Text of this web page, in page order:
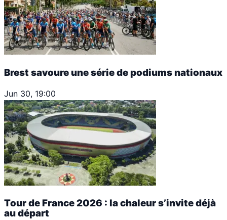
Brest savoure une série de podiums nationaux
Jun 30, 19:00
Tour de France 2026 : la chaleur s’invite déjà
au départ